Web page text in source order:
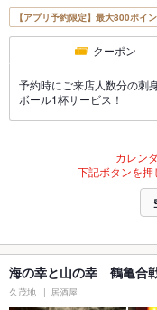
【アプリ予約限定】最大800ポイ
クーポン
予約時にご来店人数分の刺
ボール1杯サービス！
カレン
下記ボタンを押
海の幸と山の幸 鶴亀合
久茂地 居酒屋